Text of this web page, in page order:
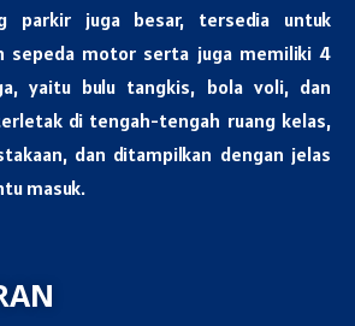
parkir juga besar, tersedia untuk
sepeda motor serta juga memiliki 4
yaitu bulu tangkis, bola voli, dan
di tengah-tengah ruang kelas,
dan ditampilkan dengan jelas
masuk.